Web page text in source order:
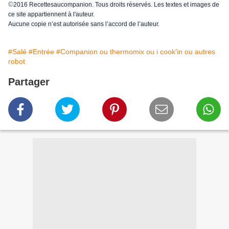
©2016 Recettesaucompanion. Tous droits réservés. Les textes et images de
ce site appartiennent à l'auteur.
Aucune copie n’est autorisée sans l’accord de l’auteur.
#Salé #Entrée #Companion ou thermomix ou i cook'in ou autres
robot
Partager